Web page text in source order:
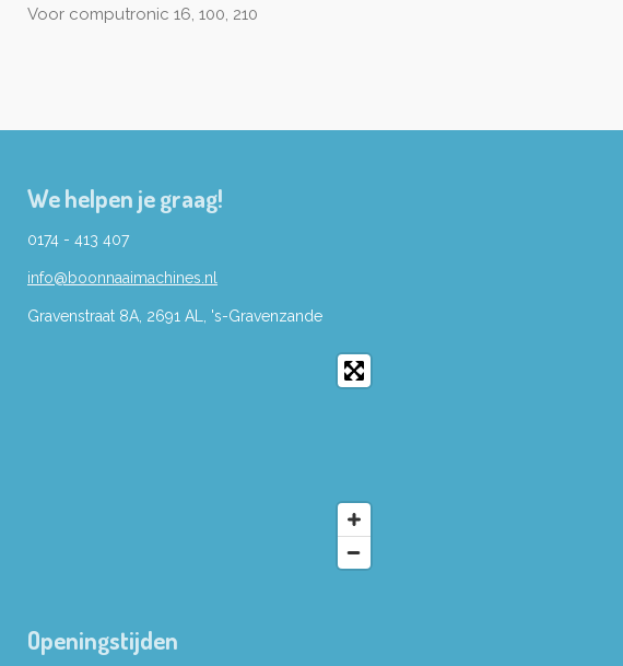
Voor computronic 16, 100, 210
We helpen je graag!
0174 - 413 407
info@boonnaaimachines.nl
Gravenstraat 8A, 2691 AL, 's-Gravenzande
Openingstijden